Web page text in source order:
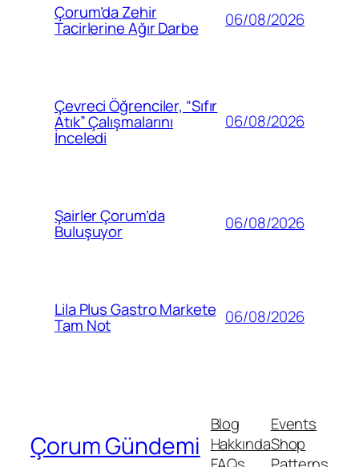
Çorum’da Zehir
Tacirlerine Ağır Darbe 06/08/2026
Çevreci Öğrenciler, “Sıfır
Atık” Çalışmalarını
İnceledi
06/08/2026
Şairler Çorum’da
Buluşuyor 06/08/2026
Lila Plus Gastro Markete
Tam Not 06/08/2026
Çorum Gündemi
Blog
Hakkında
Events
Shop